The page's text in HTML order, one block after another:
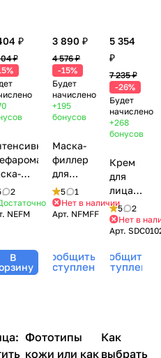
₽
₽
век /
Filler
2
NEFM
В
3 890 ₽
4 576 ₽
-15%
Будет
начислено
+195
бонусов
Маска-
филлер
для
лица
(набор)
/ Full
Mask
Pack,
5
1
Нет в наличии
Арт. NFMFF
Сообщить о
поступлении
5 354
₽
7 235 ₽
-26%
Будет
начислено
+268
бонусов
Крем
для
лица
/ Skin
Delight
Dermaheal
5
2
Нет в
Арт.
Сообщить о
поступлении
Уход за
телом
Фототипы
кожи или как
за
лицом
Как
выбрать